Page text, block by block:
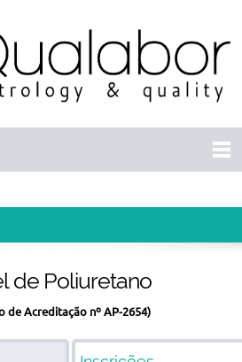
de Poliuretano
de Acreditação nº AP-2654)